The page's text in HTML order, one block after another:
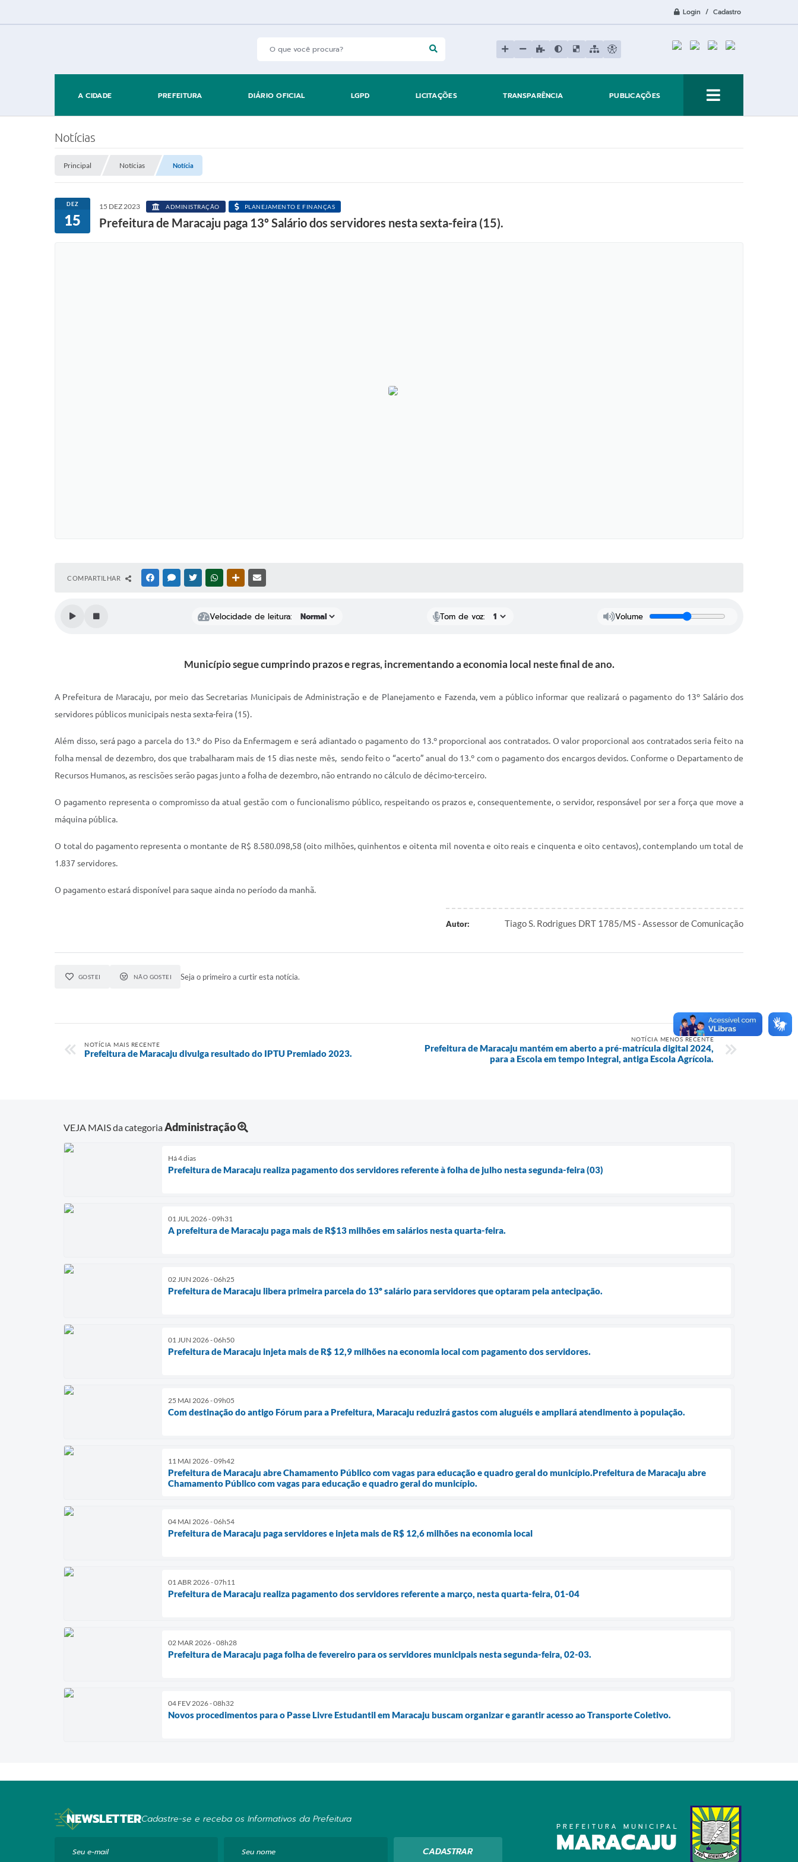
Login / Cadastro
A CIDADE PREFEITURA DIÁRIO OFICIAL LGPD LICITAÇÕES TRANSPARÊNCIA PUBLICAÇÕES
Notícias
Principal Notícias Notícia
DEZ
15
15 DEZ 2023 ADMINISTRAÇÃO PLANEJAMENTO E FINANÇAS
Prefeitura de Maracaju paga 13º Salário dos servidores nesta sexta-feira (15).
COMPARTILHAR FACEBOOKMESSENGER
TWITTERWHATSAPPOUTRAS MÍDIAS
Velocidade de leitura: Tom de voz: Volume
Município segue cumprindo prazos e regras, incrementando a economia local neste final de ano.
A Prefeitura de Maracaju, por meio das Secretarias Municipais de Administração e de Planejamento e Fazenda, vem a público informar que realizará o pagamento do 13º Salário dos
servidores públicos municipais nesta sexta-feira (15).
Além disso, será pago a parcela do 13.º do Piso da Enfermagem e será adiantado o pagamento do 13.º proporcional aos contratados. O valor proporcional aos contratados seria feito na
folha mensal de dezembro, dos que trabalharam mais de 15 dias neste mês, sendo feito o “acerto” anual do 13.º com o pagamento dos encargos devidos. Conforme o Departamento de
Recursos Humanos, as rescisões serão pagas junto a folha de dezembro, não entrando no cálculo de décimo-terceiro.
O pagamento representa o compromisso da atual gestão com o funcionalismo público, respeitando os prazos e, consequentemente, o servidor, responsável por ser a força que move a
máquina pública.
O total do pagamento representa o montante de R$ 8.580.098,58 (oito milhões, quinhentos e oitenta mil noventa e oito reais e cinquenta e oito centavos), contemplando um total de
1.837 servidores.
O pagamento estará disponível para saque ainda no período da manhã.
Autor: Tiago S. Rodrigues DRT 1785/MS - Assessor de Comunicação
GOSTEI NÃO GOSTEI Seja o primeiro a curtir esta notícia.
NOTÍCIA MAIS RECENTE
Prefeitura de Maracaju divulga resultado do IPTU Premiado 2023.
NOTÍCIA MENOS RECENTE
Prefeitura de Maracaju mantém em aberto a pré-matrícula digital 2024,
para a Escola em tempo Integral, antiga Escola Agrícola.
VEJA MAIS da categoriaAdministração
Há 4 dias
Prefeitura de Maracaju realiza pagamento dos servidores referente à folha de julho nesta segunda-feira (03)
01 JUL 2026 - 09h31
A prefeitura de Maracaju paga mais de R$13 milhões em salários nesta quarta-feira.
02 JUN 2026 - 06h25
Prefeitura de Maracaju libera primeira parcela do 13º salário para servidores que optaram pela antecipação.
01 JUN 2026 - 06h50
Prefeitura de Maracaju injeta mais de R$ 12,9 milhões na economia local com pagamento dos servidores.
25 MAI 2026 - 09h05
Com destinação do antigo Fórum para a Prefeitura, Maracaju reduzirá gastos com aluguéis e ampliará atendimento à população.
11 MAI 2026 - 09h42
Prefeitura de Maracaju abre Chamamento Público com vagas para educação e quadro geral do município.Prefeitura de Maracaju abre
Chamamento Público com vagas para educação e quadro geral do município.
04 MAI 2026 - 06h54
Prefeitura de Maracaju paga servidores e injeta mais de R$ 12,6 milhões na economia local
01 ABR 2026 - 07h11
Prefeitura de Maracaju realiza pagamento dos servidores referente a março, nesta quarta-feira, 01-04
02 MAR 2026 - 08h28
Prefeitura de Maracaju paga folha de fevereiro para os servidores municipais nesta segunda-feira, 02-03.
04 FEV 2026 - 08h32
Novos procedimentos para o Passe Livre Estudantil em Maracaju buscam organizar e garantir acesso ao Transporte Coletivo.
NEWSLETTERCadastre-se e receba os Informativos da Prefeitura
Seu e-mail Seu nome CADASTRAR